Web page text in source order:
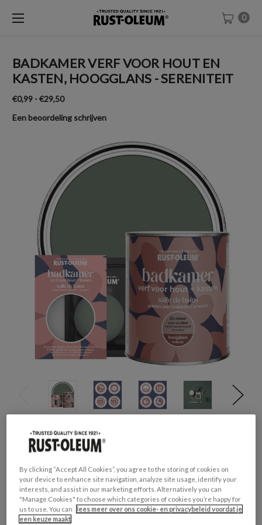
0
BADKAMER VERF VOOR HOUT EN
KASTEN, HOOGGLANS - SERENITEIT
€0,99 - €29,50
Een beoordeling schrijven
Productveiligheid
Waarschuwing
veroorzaken.
H412 - Schadelijk voor in het water levende
organismen, met langdurige gevolgen.
By clicking “Accept All Cookies”, you agree to the storing of cookies on
your device to enhance site navigation, analyze site usage, identify your
interests, and assist in our marketing efforts. Alternatively you can
"Manage Cookies" to choose which categories of cookies you’re happy for
us to use. You can
lees meer over ons cookie- en privacybeleid voordat je
een keuze maakt